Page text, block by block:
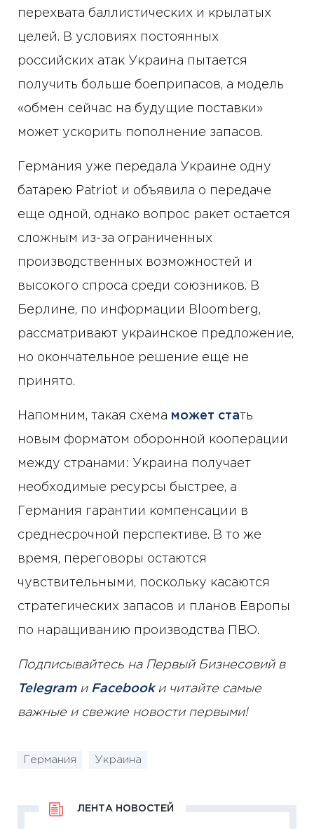
перехвата баллистических и крылатых
целей. В условиях постоянных
российских атак Украина пытается
получить больше боеприпасов, а модель
«обмен сейчас на будущие поставки»
может ускорить пополнение запасов.
Германия уже передала Украине одну
батарею Patriot и объявила о передаче
еще одной, однако вопрос ракет остается
сложным из-за ограниченных
производственных возможностей и
высокого спроса среди союзников. В
Берлине, по информации Bloomberg,
рассматривают украинское предложение,
но окончательное решение еще не
принято.
Напомним, такая схема может стать
новым форматом оборонной кооперации
между странами: Украина получает
необходимые ресурсы быстрее, а
Германия гарантии компенсации в
среднесрочной перспективе. В то же
время, переговоры остаются
чувствительными, поскольку касаются
стратегических запасов и планов Европы
по наращиванию производства ПВО.
Подписывайтесь на Первый Бизнесовий в
Telegramи Facebookи читайте самые
важные и свежие новости первыми!
Германия Украина
ЛЕНТА НОВОСТЕЙ